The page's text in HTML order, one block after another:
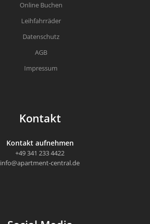
Online Buchen
Leihfahrräder
Datenschutz
AGB
Impressum
Kontakt
Kontakt aufnehmen
+49 341 233 4422
info@apartment-central.de